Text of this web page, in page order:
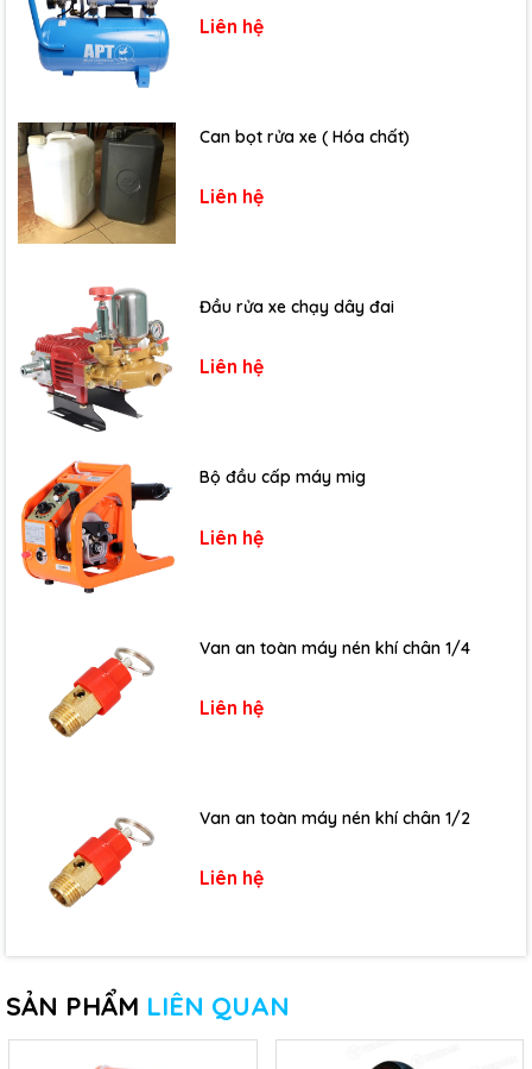
Liên hệ
Can bọt rửa xe ( Hóa chất)
Liên hệ
Đầu rửa xe chạy dây đai
Liên hệ
Bộ đầu cấp máy mig
Liên hệ
Van an toàn máy nén khí chân 1/4
Liên hệ
Van an toàn máy nén khí chân 1/2
Liên hệ
SẢN PHẨM LIÊN QUAN